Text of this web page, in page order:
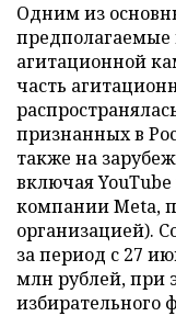
Одним из
агитационной
часть
признанных в
также на
включая
компании Meta,
организацией).
за период с 27
млн рублей, при
избирательного